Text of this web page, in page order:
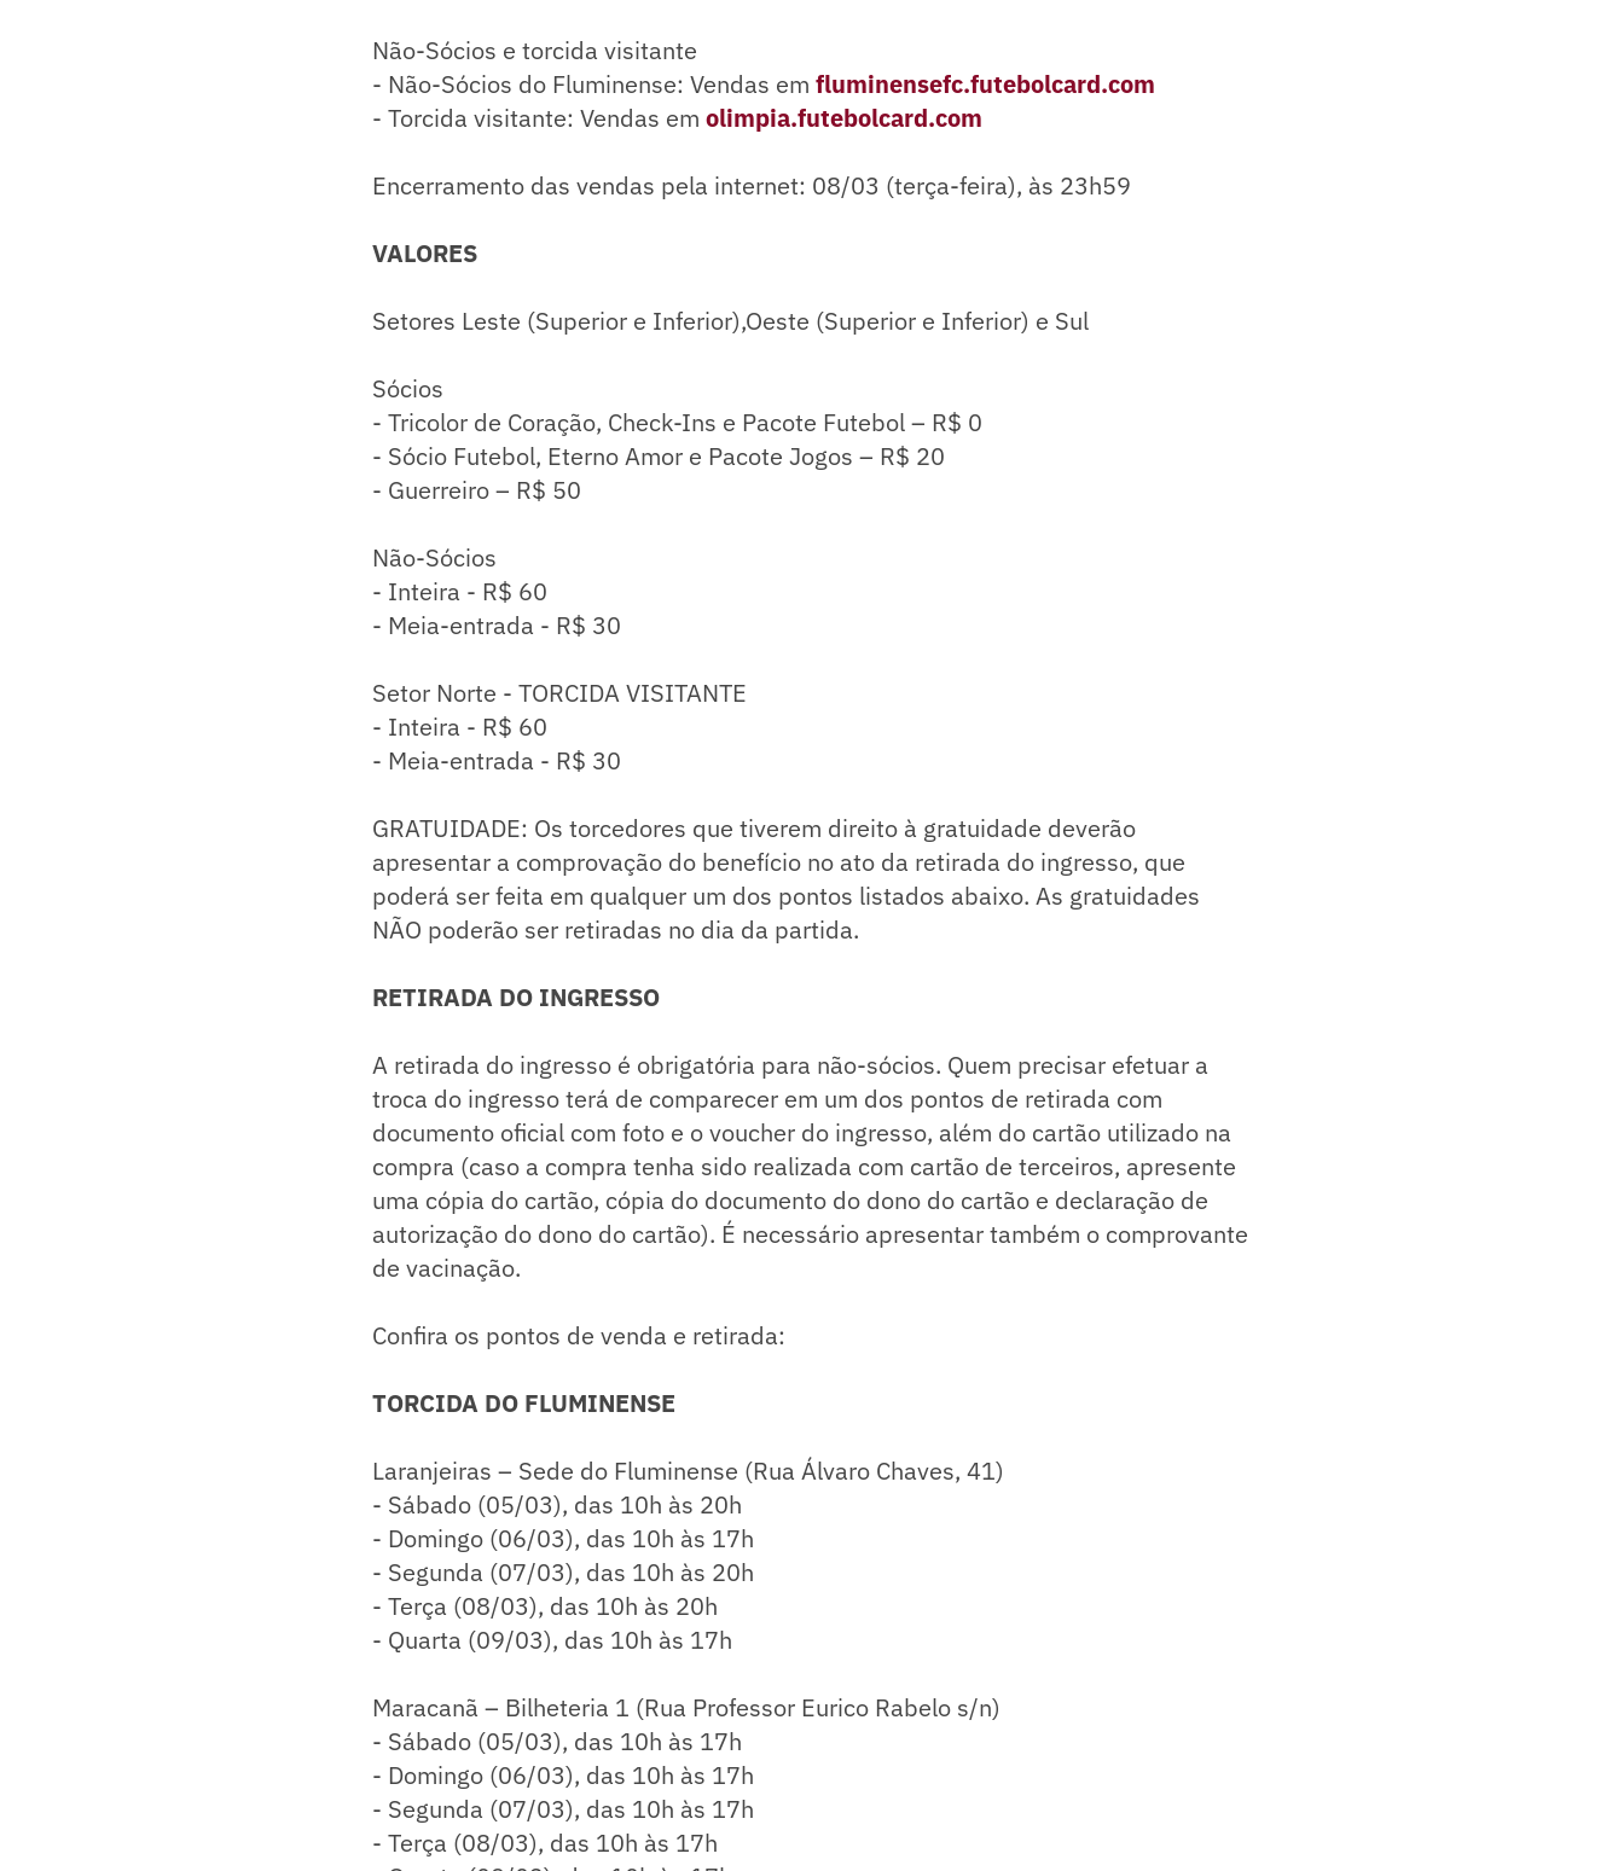
Não-Sócios e torcida visitante
- Não-Sócios do Fluminense: Vendas em fluminensefc.futebolcard.com
- Torcida visitante: Vendas em olimpia.futebolcard.com
Encerramento das vendas pela internet: 08/03 (terça-feira), às 23h59
VALORES
Setores Leste (Superior e Inferior),Oeste (Superior e Inferior) e Sul
Sócios
- Tricolor de Coração, Check-Ins e Pacote Futebol – R$ 0
- Sócio Futebol, Eterno Amor e Pacote Jogos – R$ 20
- Guerreiro – R$ 50
Não-Sócios
- Inteira - R$ 60
- Meia-entrada - R$ 30
Setor Norte - TORCIDA VISITANTE
- Inteira - R$ 60
- Meia-entrada - R$ 30
GRATUIDADE: Os torcedores que tiverem direito à gratuidade deverão
apresentar a comprovação do benefício no ato da retirada do ingresso, que
poderá ser feita em qualquer um dos pontos listados abaixo. As gratuidades
NÃO poderão ser retiradas no dia da partida.
RETIRADA DO INGRESSO
A retirada do ingresso é obrigatória para não-sócios. Quem precisar efetuar a
troca do ingresso terá de comparecer em um dos pontos de retirada com
documento oficial com foto e o voucher do ingresso, além do cartão utilizado na
compra (caso a compra tenha sido realizada com cartão de terceiros, apresente
uma cópia do cartão, cópia do documento do dono do cartão e declaração de
autorização do dono do cartão). É necessário apresentar também o comprovante
de vacinação.
Confira os pontos de venda e retirada:
TORCIDA DO FLUMINENSE
Laranjeiras – Sede do Fluminense (Rua Álvaro Chaves, 41)
- Sábado (05/03), das 10h às 20h
- Domingo (06/03), das 10h às 17h
- Segunda (07/03), das 10h às 20h
- Terça (08/03), das 10h às 20h
- Quarta (09/03), das 10h às 17h
Maracanã – Bilheteria 1 (Rua Professor Eurico Rabelo s/n)
- Sábado (05/03), das 10h às 17h
- Domingo (06/03), das 10h às 17h
- Segunda (07/03), das 10h às 17h
- Terça (08/03), das 10h às 17h